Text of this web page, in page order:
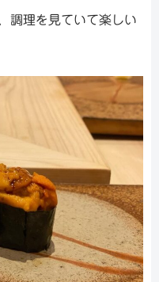
調理を見ていて楽しい